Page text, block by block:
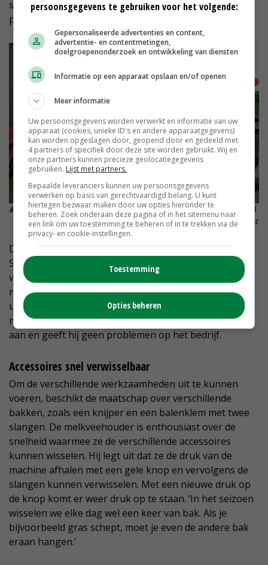
stro hoog wegzetten en de voerwagen zonder
problemen goed vullen.’
Coen de Ruijter: 'Voor hijs-, til- en duwwerk is de verreiker heel
geschikt en ook in het veld rijden gaat prima.' © Kennispartner
De broers hebben via hun dealer Feyter Forklift
Services steeds weer gekozen voor een Manitou-
verreiker, omdat deze in vergelijking met andere
merken prijstechnisch het beste bij hun bedrijf past en
uitblinkt in degelijkheid. Volgens de boer krijgt de
machine veel voor zijn kiezen, maar kan hij dat goed
aan en geeft hij geen problemen op het bedrijf.
Accessoires snel verwisselbaar
Om de verschillende werkzaamheden uit te kunnen
voeren, beschikt de maatschap over verschillende
bakken, zoals een knijper en een balenklem met twee
slangen. De melkveehouder is enthousiast over de
snelheid waarmee ze de verschillende accessoires
kunnen wisselen. Hij legt uit dat ze de druk van de
machine afhalen met een gele knop en vervolgens de
slangen kunnen verwisselen. Met een nieuwe druk op
de knop komt er weer druk op te staan. ‘In het seizoen
wisselen we elke dag wel een keer van bak. Als je
bijvoorbeeld gras schept, moet je even de andere bak
eraan hangen.’
persoonsgegevens te gebruiken voor het volgende:
Gepersonaliseerde advertenties en content,
advertentie- en contentmetingen,
doelgroepenonderzoek en ontwikkeling van diensten
Informatie op een apparaat opslaan en/of openen
Meer informatie
Uw persoonsgegevens worden verwerkt en informatie van uw
apparaat (cookies, unieke ID's en andere apparaatgegevens)
kan worden opgeslagen door, geopend door en gedeeld met
4 partners of specifiek door deze site worden gebruikt. Wij en
onze partners kunnen precieze geolocatiegegevens
gebruiken. Lijst met partners.
Bepaalde leveranciers kunnen uw persoonsgegevens
verwerken op basis van gerechtvaardigd belang. U kunt
hiertegen bezwaar maken door uw opties hieronder te
beheren. Zoek onderaan deze pagina of in het sitemenu naar
een link om uw toestemming te beheren of in te trekken via de
privacy- en cookie-instellingen.
Toestemming
Opties beheren